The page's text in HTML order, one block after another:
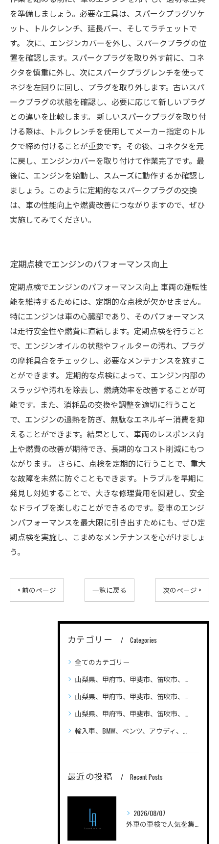
を準備しましょう。必要な工具は、スパークプラグソケ
ット、トルクレンチ、延長バー、そしてラチェットで
す。 次に、エンジンカバーを外し、スパークプラグの位
置を確認します。スパークプラグを取り外す前に、コネ
クタを慎重に外し、次にスパークプラグレンチを使って
ネジを左回りに回し、プラグを取り外します。古いスパ
ークプラグの状態を確認し、必要に応じて新しいプラグ
との違いを比較します。 新しいスパークプラグを取り付
ける際は、トルクレンチを使用してメーカー指定のトル
クで締め付けることが重要です。その後、コネクタを元
に戻し、エンジンカバーを取り付けて作業完了です。最
後に、エンジンを始動し、スムーズに動作するか確認し
ましょう。このように定期的なスパークプラグの交換
は、車の性能向上や燃費改善につながりますので、ぜひ
実施してみてください。
定期点検でエンジンのパフォーマンス向上
定期点検でエンジンのパフォーマンス向上 車両の運転性
能を維持するためには、定期的な点検が欠かせません。
特にエンジンは車の心臓部であり、そのパフォーマンス
は走行安全性や燃費に直結します。定期点検を行うこと
で、エンジンオイルの状態やフィルターの汚れ、プラグ
の摩耗具合をチェックし、必要なメンテナンスを施すこ
とができます。 定期的な点検によって、エンジン内部の
スラッジや汚れを除去し、燃焼効率を改善することが可
能です。また、消耗品の交換や調整を適切に行うこと
で、エンジンの過熱を防ぎ、無駄なエネルギー消費を抑
えることができます。結果として、車両のレスポンス向
上や燃費の改善が期待でき、長期的なコスト削減にもつ
ながります。 さらに、点検を定期的に行うことで、重大
な故障を未然に防ぐこともできます。トラブルを早期に
発見し対処することで、大きな修理費用を回避し、安全
なドライブを楽しむことができるのです。愛車のエンジ
ンパフォーマンスを最大限に引き出すためにも、ぜひ定
期点検を実施し、こまめなメンテナンスを心がけましょ
う。
< 前のページ 一覧に戻る 次のページ >
カテゴリー Categories
全てのカテゴリー
山梨県、甲府市、甲斐市、笛吹市、昭和町、
山梨県、甲府市、甲斐市、笛吹市、昭和町、自動車（普通車、軽自動車、ハイブリッド車）の車検、整備、修理なら笛吹市のLandAuto（ランドオート）へご相談ください 安い
山梨県、甲府市、甲斐市、笛吹市、昭和町、輸入車の車検、整備、修理なら笛吹市のLandAuto（ランドオート）へご相談ください
輸入車、BMW、ベンツ、アウディ、ジープ、プジョー、フォルクスワーゲン、ポルシェ、自動車の車検、整備、修理ならLandAutoへご相談ください
最近の投稿 Recent Posts
2026/08/07